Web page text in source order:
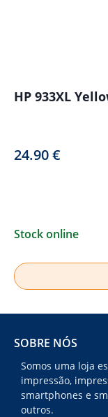
HP 933XL
24.90€
Stock online
SOBRE NÓS
Somos uma loja
impressão,
smartphones e
outros.